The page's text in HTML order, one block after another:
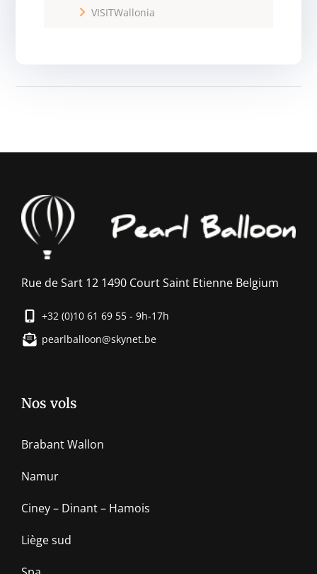
VISITWallonia
Rue de Sart 12 1490 Court Saint Etienne Belgium
+32 (0)10 61 69 55 - 9h-17h
pearlballoon@skynet.be
Nos vols
Brabant Wallon
Namur
Ciney – Dinant – Hamois
Liège sud